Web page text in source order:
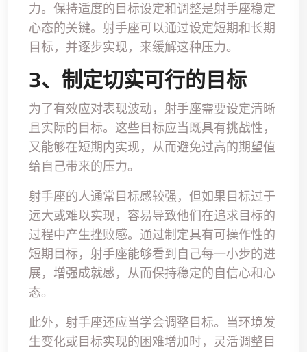
力。保持适度的目标设定和调整是射手座稳定
心态的关键。射手座可以通过设定短期和长期
目标，并逐步实现，来缓解这种压力。
3、制定切实可行的目标
为了有效应对表现波动，射手座需要设定清晰
且实际的目标。这些目标应当既具有挑战性，
又能够在短期内实现，从而避免过高的期望值
给自己带来的压力。
射手座的人通常目标感较强，但如果目标过于
远大或难以实现，容易导致他们在追求目标的
过程中产生挫败感。通过制定具有可操作性的
短期目标，射手座能够看到自己每一小步的进
展，增强成就感，从而保持稳定的自信心和心
态。
此外，射手座还应当学会调整目标。当环境发
生变化或目标实现的困难增加时，灵活调整目